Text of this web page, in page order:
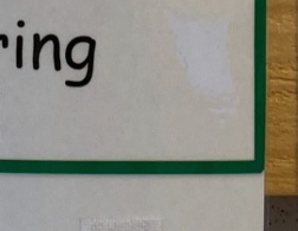
Cornelis van Ramshorstlaan 1
3863 AZ Nijkerk